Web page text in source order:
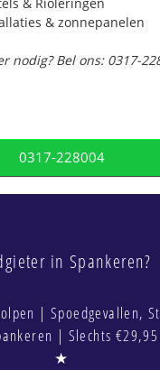
& Rioleringen
& zonnepanelen
nodig? Bel ons: 0317-
0317-228004
in Spankeren?
| Spoedgevallen,
| Slechts
★